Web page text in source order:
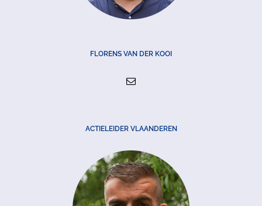
FLORENS VAN DER KOOI
ACTIELEIDER VLAANDEREN